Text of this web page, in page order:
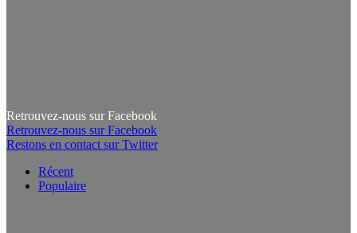
Retrouvez-nous sur Facebook
Retrouvez-nous sur Facebook
Restons en contact sur Twitter
Récent
Populaire